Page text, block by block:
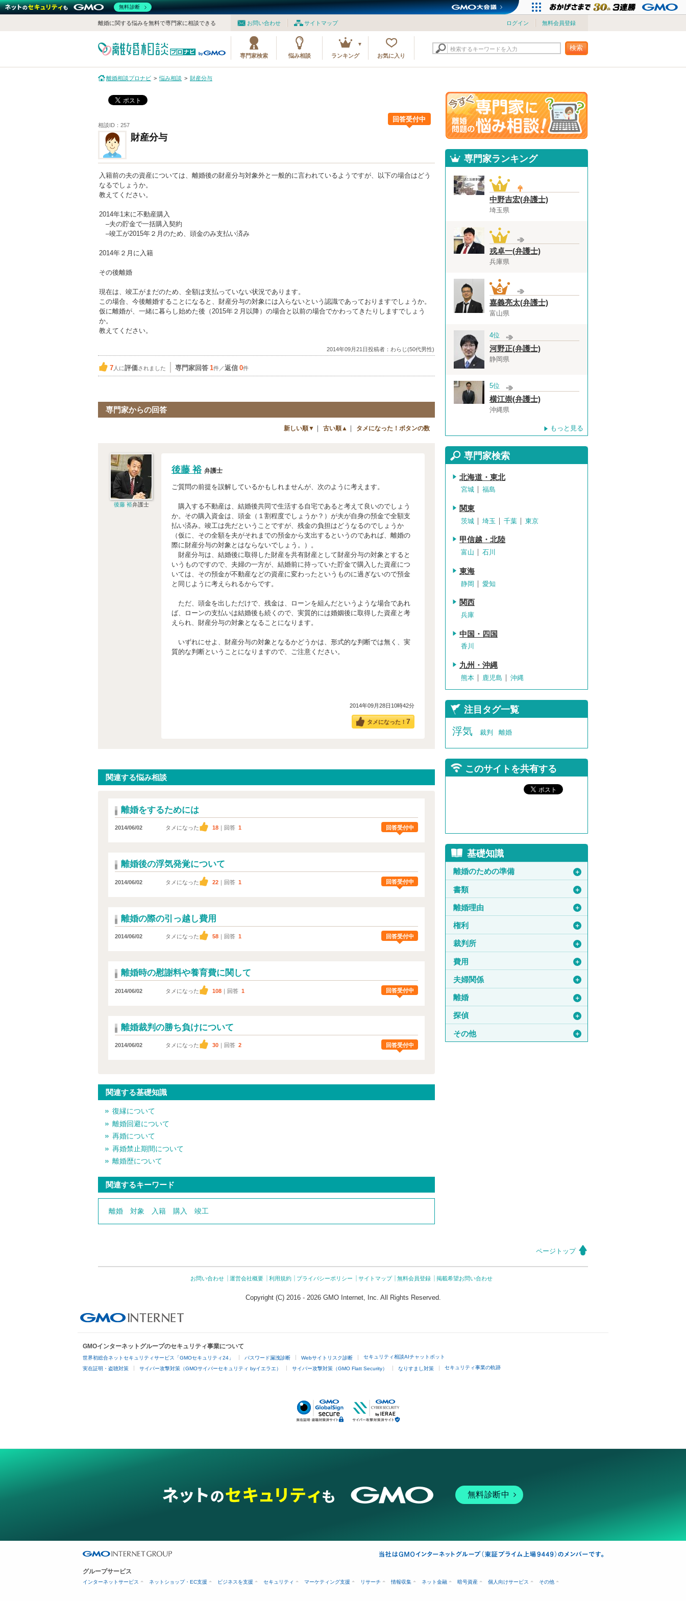
お問い合わせ サイトマップ ログイン 無料会員登録
離婚に関する悩みを無料で専門家に相談できる
専門家検索 悩み相談 ランキング お気に入り
検索するキーワードを入力 検索
離婚相談プロナビ 悩み相談 財産分与
相談ID：257
回答受付中
財産分与
入籍前の夫の資産については、離婚後の財産分与対象外と一般的に言われているようですが、以下の場合はどう
なるでしょうか。
教えてください。
2014年1末に不動産購入
–夫の貯金で一括購入契約
–竣工が2015年２月のため、頭金のみ支払い済み
2014年２月に入籍
その後離婚
現在は、竣工がまだのため、全額は支払っていない状況であります。
この場合、今後離婚することになると、財産分与の対象には入らないという認識であっておりますでしょうか。
仮に離婚が、一緒に暮らし始めた後（2015年２月以降）の場合と以前の場合でかわってきたりしますでしょう
か。
教えてください。
2014年09月21日投稿者：わらじ(50代男性)
7 人に評価されました 専門家回答 1件／返信 0件
専門家からの回答
新しい順▼ ｜ 古い順▲ ｜ タメになった！ボタンの数
後藤 裕弁護士
後藤 裕 弁護士
ご質問の前提を誤解しているかもしれませんが、次のように考えます。
購入する不動産は、結婚後共同で生活する自宅であると考えて良いのでしょう
か。その購入資金は、頭金（１割程度でしょうか？）が夫が自身の預金で全額支
払い済み。竣工は先だということですが、残金の負担はどうなるのでしょうか
（仮に、その全額を夫がそれまでの預金から支出するというのであれば、離婚の
際に財産分与の対象とはならないでしょう。）。
財産分与は、結婚後に取得した財産を共有財産として財産分与の対象とすると
いうものですので、夫婦の一方が、結婚前に持っていた貯金で購入した資産につ
いては、その預金が不動産などの資産に変わったというものに過ぎないので預金
と同じように考えられるからです。
ただ、頭金を出しただけで、残金は、ローンを組んだというような場合であれ
ば、ローンの支払いは結婚後も続くので、実質的には婚姻後に取得した資産と考
えられ、財産分与の対象となることになります。
いずれにせよ、財産分与の対象となるかどうかは、形式的な判断では無く、実
質的な判断ということになりますので、ご注意ください。
2014年09月28日10時42分
タメになった！7
関連する悩み相談
離婚をするためには
2014/06/02 タメになった 18 ｜回答 1 回答受付中
離婚後の浮気発覚について
2014/06/02 タメになった 22 ｜回答 1 回答受付中
離婚の際の引っ越し費用
2014/06/02 タメになった 58 ｜回答 1 回答受付中
離婚時の慰謝料や養育費に関して
2014/06/02 タメになった 108 ｜回答 1 回答受付中
離婚裁判の勝ち負けについて
2014/06/02 タメになった 30 ｜回答 2 回答受付中
関連する基礎知識
復縁について
離婚回避について
再婚について
再婚禁止期間について
離婚歴について
関連するキーワード
離婚 対象 入籍 購入 竣工
専門家ランキング
中野吉宏(弁護士)
埼玉県
戎卓一(弁護士)
兵庫県
嘉義亮太(弁護士)
富山県
4位
河野正(弁護士)
静岡県
5位
横江崇(弁護士)
沖縄県
もっと見る
専門家検索
北海道・東北
宮城 福島
関東
茨城 埼玉 千葉 東京
甲信越・北陸
富山 石川
東海
静岡 愛知
関西
兵庫
中国・四国
香川
九州・沖縄
熊本 鹿児島 沖縄
注目タグ一覧
浮気 裁判 離婚
このサイトを共有する
基礎知識
離婚のための準備 ＋
書類 ＋
離婚理由 ＋
権利 ＋
裁判所 ＋
費用 ＋
夫婦関係 ＋
離婚 ＋
探偵 ＋
その他 ＋
ページトップ
お問い合わせ 運営会社概要 利用規約 プライバシーポリシー サイトマップ 無料会員登録 掲載希望お問い合わせ
Copyright (C) 2016 - 2026 GMO Internet, Inc. All Rights Reserved.
GMOインターネットグループのセキュリティ事業について
世界初総合ネットセキュリティサービス「GMOセキュリティ24」 パスワード漏洩診断 Webサイトリスク診断 セキュリティ相談AIチャットボット
実在証明・盗聴対策 サイバー攻撃対策（GMOサイバーセキュリティ byイエラエ） サイバー攻撃対策（GMO Flatt Security） なりすまし対策 セキュリティ事業の軌跡
無料診断中
グループサービス
インターネットサービス ネットショップ・EC支援 ビジネスを支援 セキュリティ マーケティング支援 リサーチ 情報収集 ネット金融 暗号資産 個人向けサービス その他
無料診断